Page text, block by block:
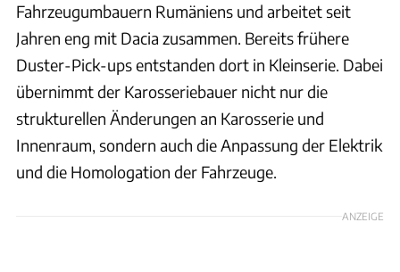
Fahrzeugumbauern Rumäniens und arbeitet seit
Jahren eng mit Dacia zusammen. Bereits frühere
Duster-Pick-ups entstanden dort in Kleinserie. Dabei
übernimmt der Karosseriebauer nicht nur die
strukturellen Änderungen an Karosserie und
Innenraum, sondern auch die Anpassung der Elektrik
und die Homologation der Fahrzeuge.
ANZEIGE